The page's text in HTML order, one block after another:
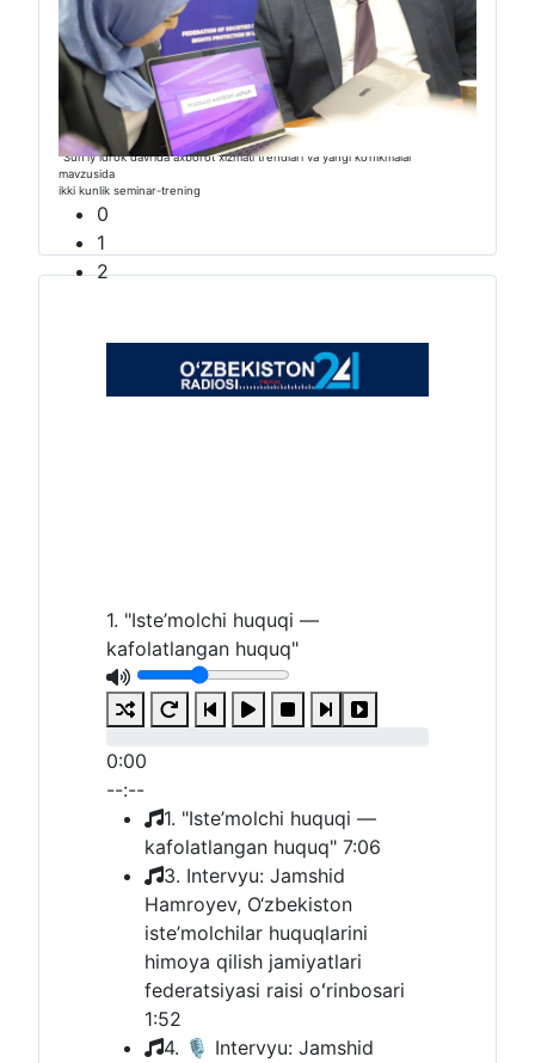
1. "Iste’molchi huquqi —
kafolatlangan huquq"
0:00
--:--
1. "Iste’molchi huquqi —
kafolatlangan huquq" 7:06
3. Intervyu: Jamshid
Hamroyev, O‘zbekiston
iste’molchilar huquqlarini
himoya qilish jamiyatlari
federatsiyasi raisi oʻrinbosari
1:52
4. 🎙 Intervyu: Jamshid